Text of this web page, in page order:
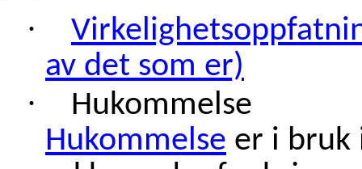
·
av det som er)
·
Hukommelse
Hukommelse er i bruk